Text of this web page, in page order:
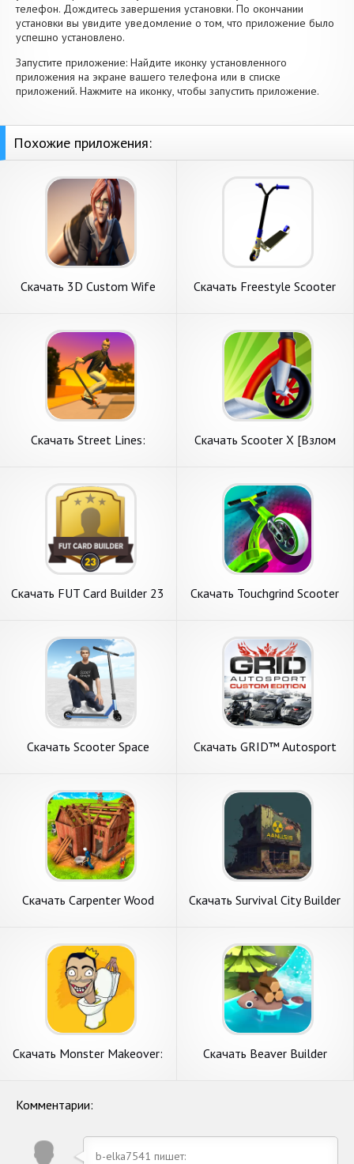
телефон. Дождитесь завершения установки. По окончании
установки вы увидите уведомление о том, что приложение было
успешно установлено.
Запустите приложение: Найдите иконку установленного
приложения на экране вашего телефона или в списке
приложений. Нажмите на иконку, чтобы запустить приложение.
Похожие приложения:
Скачать 3D Custom Wife
Скачать Freestyle Scooter
Скачать Street Lines:
Скачать Scooter X [Взлом
Скачать FUT Card Builder 23
Скачать Touchgrind Scooter
Скачать Scooter Space
Скачать GRID™ Autosport
на Андроид
Скачать Carpenter Wood
на Андроид
Скачать Survival City Builder
Скачать Monster Makeover:
Скачать Beaver Builder
Комментарии:
b-elka7541 пишет: